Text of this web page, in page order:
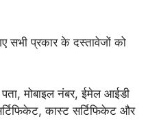
सभी प्रकार के दस्तावेजों को
मोबाइल नंबर, ईमेल आईडी
कास्ट सर्टिफिकेट और